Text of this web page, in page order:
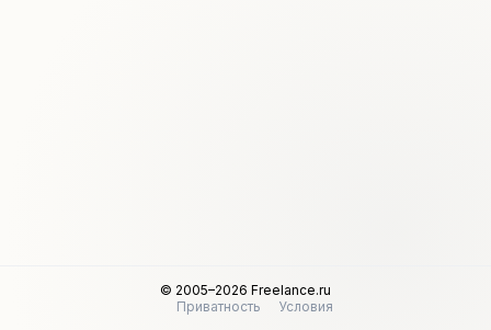
© 2005–2026 Freelance.ru
Приватность
Условия